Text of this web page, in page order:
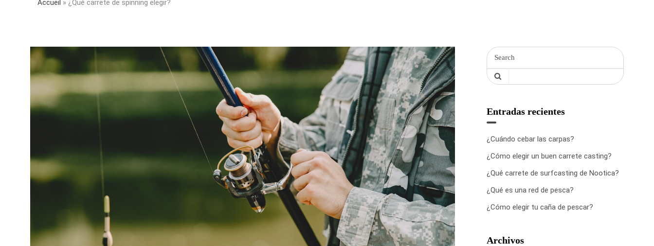
Accueil » ¿Qué carrete de spinning elegir?
Entradas recientes
¿Cuándo cebar las carpas?
¿Cómo elegir un buen carrete casting?
¿Qué carrete de surfcasting de Nootica?
¿Qué es una red de pesca?
¿Cómo elegir tu caña de pescar?
Archivos